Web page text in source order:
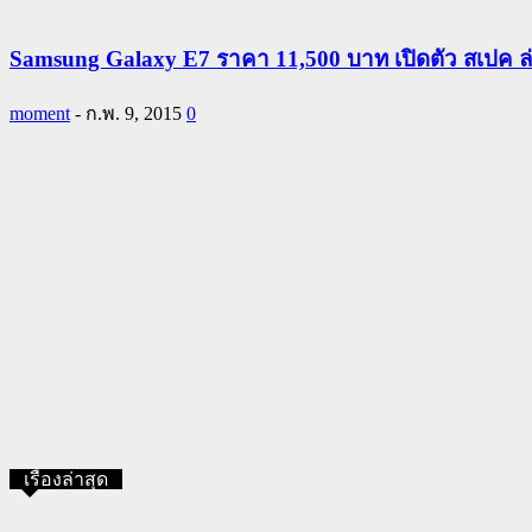
Samsung Galaxy E7 ราคา 11,500 บาท เปิดตัว สเปค
moment - ก.พ. 9, 2015 0
เรื่องล่าสุด